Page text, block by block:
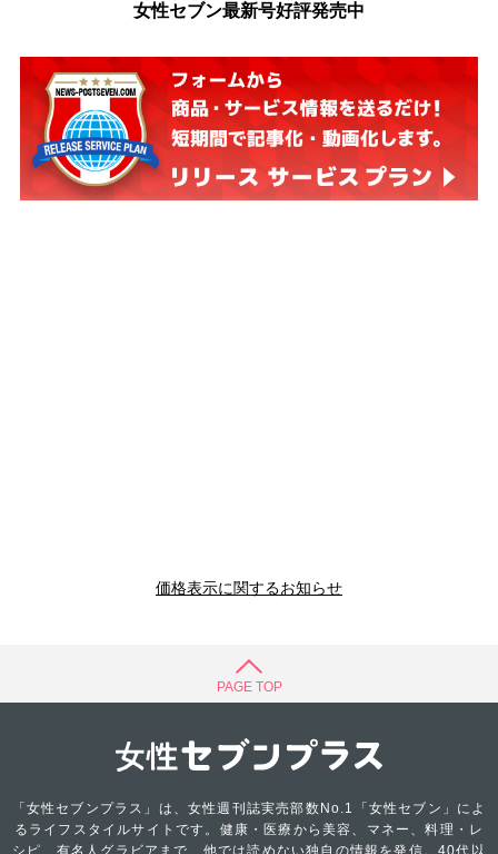
女性セブン最新号好評発売中
価格表示に関するお知らせ
PAGE TOP
「女性セブンプラス」は、女性週刊誌実売部数No.1「女性セブン」によ
るライフスタイルサイトです。健康・医療から美容、マネー、料理・レ
シピ、有名人グラビアまで、他では読めない独自の情報を発信。40代以